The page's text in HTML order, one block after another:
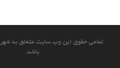
تمامی حقوق این وب سایت متعلق به
باشد.